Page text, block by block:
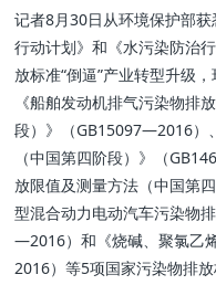
记者8月30日从环境保护部
行动计划》和《水污染防治
放标准“倒逼”产业转型升级
《船舶发动机排气污染物排
段）》（GB15097—2016）
（中国第四阶段）》（
放限值及测量方法（中国第
型混合动力电动汽车污染物
—2016）和《烧碱、聚氯乙
2016）等5项国家污染物排放